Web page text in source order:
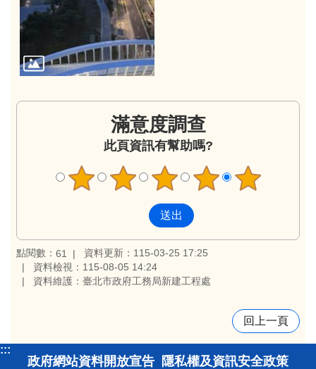
滿意度調查
此頁資訊有幫助嗎?
點閱數： 61
資料更新：115-03-25 17:25
資料檢視：115-08-05 14:24
資料維護：臺北市政府工務局新建工程處
回上一頁
:::
政府網站資料開放宣告 隱私權及資訊安全政策